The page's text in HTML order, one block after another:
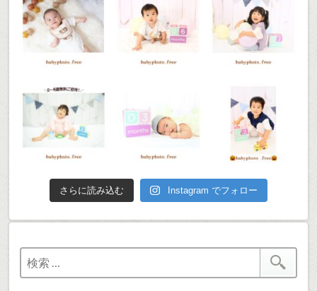
さらに読み込む Instagram でフォロー